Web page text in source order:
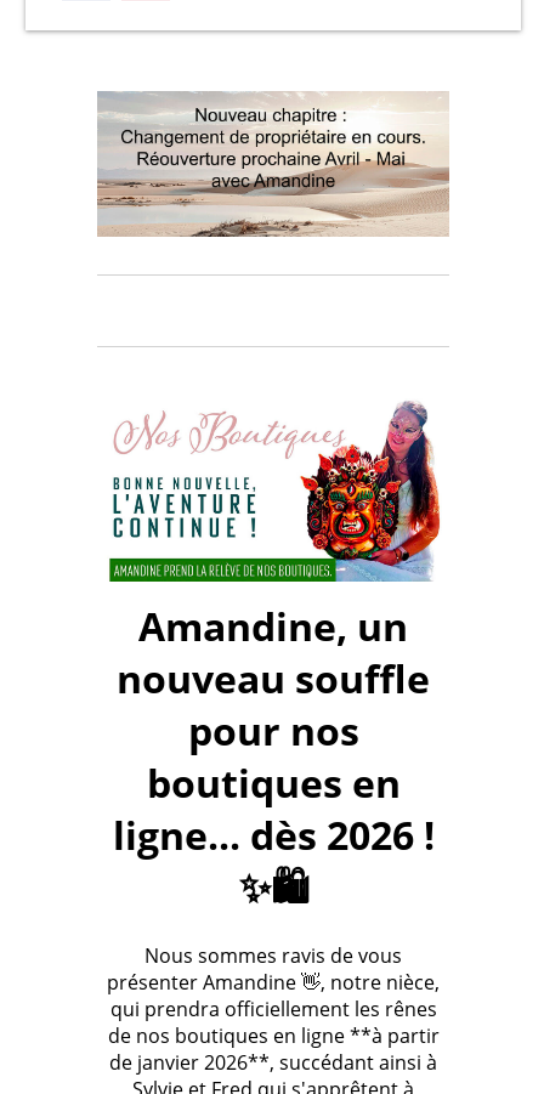
Amandine, un
nouveau souffle
pour nos
boutiques en
ligne... dès 2026 !
✨🛍️
Nous sommes ravis de vous
présenter Amandine 👋, notre nièce,
qui prendra officiellement les rênes
de nos boutiques en ligne **à partir
de janvier 2026**, succédant ainsi à